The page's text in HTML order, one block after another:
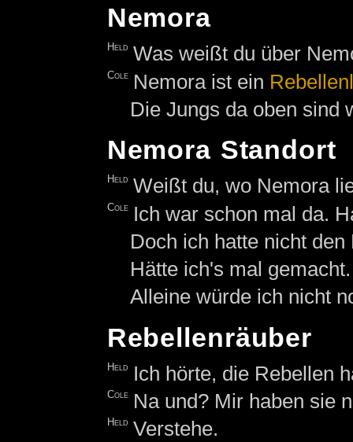
Nemora
Held Was weißt du über
Cole Nemora ist ein
Die Jungs da oben sind
Nemora Standort
Held Weißt du, wo Nemora
Cole Ich war schon mal da.
Doch ich hatte nicht
Hätte ich's mal gemacht.
Alleine würde ich nicht
Rebellenräuber
Held Ich hörte, die Rebellen
Cole Na und? Mir haben sie
Held Verstehe.